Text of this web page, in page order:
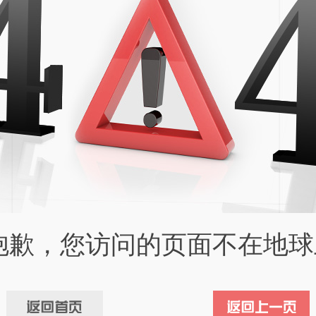
歉，您访问的页面不在地